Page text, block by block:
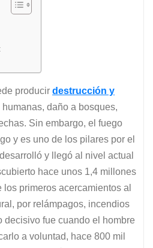
producir destrucción y
daño a bosques,
Sin embargo, el fuego
y es uno de los pilares por el
y llegó al nivel actual
hace unos 1,4 millones
primeros acercamientos al
por relámpagos, incendios
decisivo fue cuando el hombre
a voluntad, hace 800 mil